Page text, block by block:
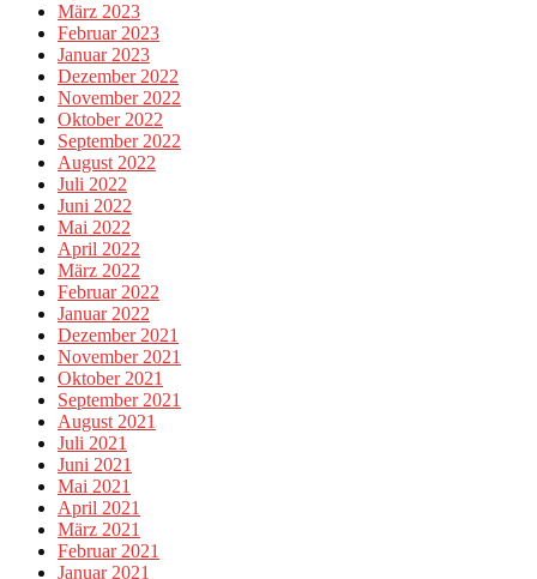
März 2023
Februar 2023
Januar 2023
Dezember 2022
November 2022
Oktober 2022
September 2022
August 2022
Juli 2022
Juni 2022
Mai 2022
April 2022
März 2022
Februar 2022
Januar 2022
Dezember 2021
November 2021
Oktober 2021
September 2021
August 2021
Juli 2021
Juni 2021
Mai 2021
April 2021
März 2021
Februar 2021
Januar 2021